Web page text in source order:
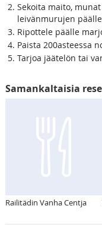
Sekoita maito,
leivänmurujen
Ripottele päälle
Paista 200asteessa
Tarjoa jäätelön tai
Samankaltaisia
Railitädin Vanha Centja